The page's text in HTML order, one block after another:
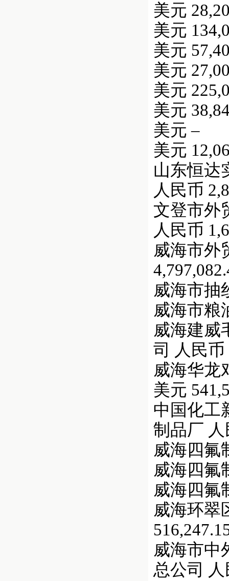
美元
美元
美元
美元
美元
美元
美元 –
美元
山东恒达
人民币
文登市外
人民币
威海市外
威海市抽
威海市粮
威海建威
司 人民币
威海华龙
美元
中国化工
制品厂 人
威海四氟
威海四氟
威海四氟
威海环翠
威海市中
总公司 人